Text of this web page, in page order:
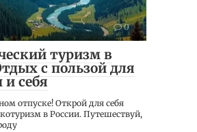
0
туризм в
с пользой для
себя
отпуске! Открой для себя
в России. Путешествуй,